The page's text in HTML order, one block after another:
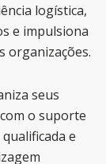
logística,
e impulsiona
organizações.
seus
o suporte
e